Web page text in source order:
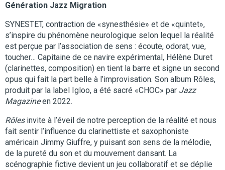
Génération Jazz Migration
SYNESTET, contraction de «synesthésie» et de «quintet»,
s’inspire du phénomène neurologique selon lequel la réalité
est perçue par l’association de sens : écoute, odorat, vue,
toucher… Capitaine de ce navire expérimental, Hélène Duret
(clarinettes, composition) en tient la barre et signe un second
opus qui fait la part belle à l’improvisation. Son album Rôles,
produit par la label Igloo, a été sacré «CHOC» par Jazz
Magazineen 2022.
Rôlesinvite à l’éveil de notre perception de la réalité et nous
fait sentir l’influence du clarinettiste et saxophoniste
américain Jimmy Giuffre, y puisant son sens de la mélodie,
de la pureté du son et du mouvement dansant. La
scénographie fictive devient un jeu collaboratif et se déplie